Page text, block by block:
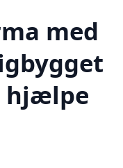
med
hjælpe